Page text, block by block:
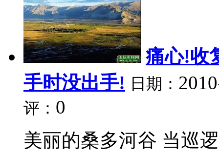
痛心!收
手时没出手! 日期：
评： 0
美丽的桑多河谷 当巡